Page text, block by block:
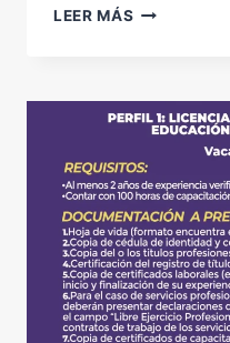
LEER MÁS INGERIERO/A